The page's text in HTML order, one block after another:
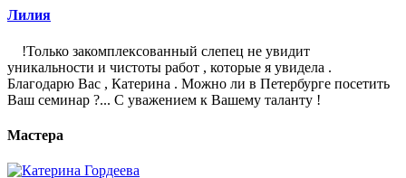
Лилия
!Только закомплексованный слепец не увидит
уникальности и чистоты работ , которые я увидела .
Благодарю Вас , Катерина . Можно ли в Петербурге посетить
Ваш семинар ?... С уважением к Вашему таланту !
Мастера